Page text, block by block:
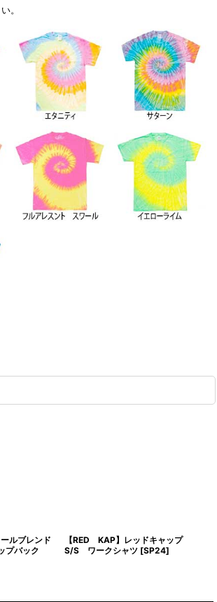
。
ルブレンド
プバック
【RED KAP】レッドキャップ
S/S ワークシャツ [SP24]